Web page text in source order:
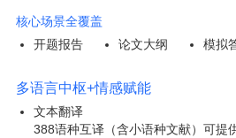
核心场景全覆盖
开题报告
论文大纲 模拟
多语言中枢+情感赋能
文本翻译
388语种互译（含小语种文献）可提